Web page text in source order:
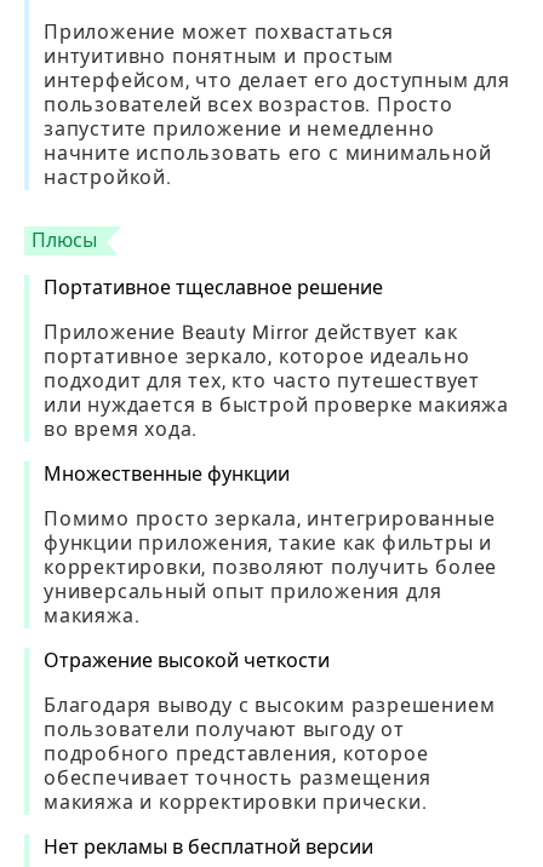
Приложение может похвастаться
интуитивно понятным и простым
интерфейсом, что делает его доступным для
пользователей всех возрастов. Просто
запустите приложение и немедленно
начните использовать его с минимальной
настройкой.
Плюсы
Портативное тщеславное решение
Приложение Beauty Mirror действует как
портативное зеркало, которое идеально
подходит для тех, кто часто путешествует
или нуждается в быстрой проверке макияжа
во время хода.
Множественные функции
Помимо просто зеркала, интегрированные
функции приложения, такие как фильтры и
корректировки, позволяют получить более
универсальный опыт приложения для
макияжа.
Отражение высокой четкости
Благодаря выводу с высоким разрешением
пользователи получают выгоду от
подробного представления, которое
обеспечивает точность размещения
макияжа и корректировки прически.
Нет рекламы в бесплатной версии